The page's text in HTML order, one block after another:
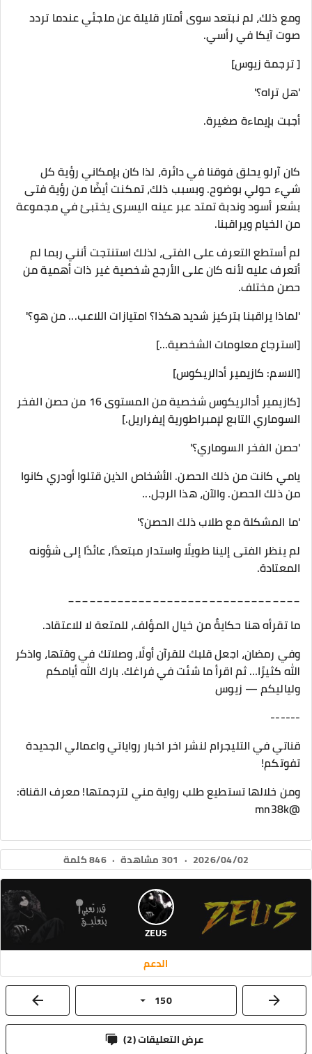
ومع ذلك، لم نبتعد سوى أمتار قليلة عن ملجئي عندما تردد
صوت آيكا في رأسي.
[ ترجمة زيوس]
'هل تراه؟'
أجبت بإيماءة صغيرة.
كان آرلو يحلق فوقنا في دائرة، لذا كان بإمكاني رؤية كل
شيء حولي بوضوح. وبسبب ذلك، تمكنت أيضًا من رؤية فتى
بشعر أسود وندبة تمتد عبر عينه اليسرى يختبئ في مجموعة
من الخيام ويراقبنا.
لم أستطع التعرف على الفتى، لذلك استنتجت أنني ربما لم
أتعرف عليه لأنه كان على الأرجح شخصية غير ذات أهمية من
حصن مختلف.
'لماذا يراقبنا بتركيز شديد هكذا؟ امتيازات اللاعب... من هو؟'
[استرجاع معلومات الشخصية...]
[الاسم: كازيمير أدالريكوس]
[كازيمير أدالريكوس شخصية من المستوى 16 من حصن الفخر
السوماري التابع لإمبراطورية إيفراريل.]
'حصن الفخر السوماري؟'
يامي كانت من ذلك الحصن. الأشخاص الذين قتلوا أودري كانوا
من ذلك الحصن. والآن، هذا الرجل...
'ما المشكلة مع طلاب ذلك الحصن؟'
لم ينظر الفتى إلينا طويلًا واستدار مبتعدًا، عائدًا إلى شؤونه
المعتادة.
_________________________________
ما تقرأه هنا حكايةٌ من خيال المؤلف، للمتعة لا للاعتقاد.
وفي رمضان، اجعل قلبك للقرآن أولًا، وصلاتك في وقتها، واذكر
الله كثيرًا… ثم اقرأ ما شئت في فراغك. بارك الله أيامكم
ولياليكم — زيوس
------
قناتي في التليجرام لنشر اخر اخبار رواياتي واعمالي الجديدة
تفوتكم!
ومن خلالها تستطيع طلب رواية مني لترجمتها! معرف القناة:
@mn38k
2026/04/02
· 301 مشاهدة · 846 كلمة
ZEUS
الدعم
150
عرض التعليقات ( 2
)